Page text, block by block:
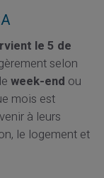
le 5 de
selon
week-end ou
mois est
à leurs
le logement et